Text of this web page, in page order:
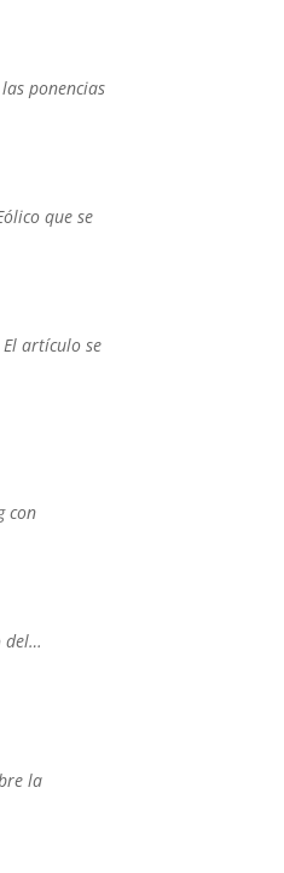
ponencias
que se
artículo se
con
del…
la